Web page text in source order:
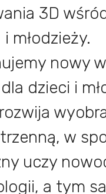
3D
i młodzieży.
nowy
dzieci i
w
uczy
a tym